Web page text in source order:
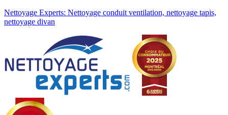
Nettoyage Experts: Nettoyage conduit ventilation, nettoyage tapis,
nettoyage divan